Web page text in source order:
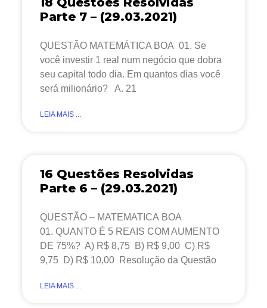
Parte 7 – (29.03.2021)
QUESTÃO MATEMÁTICA BOA 01. Se
você investir 1 real num negócio que dobra
seu capital todo dia. Em quantos dias você
será milionário? A. 21
LEIA MAIS ...
16 Questões Resolvidas
Parte 6 – (29.03.2021)
QUESTÃO – MATEMATICA BOA
01. QUANTO É 5 REAIS COM AUMENTO
DE 75%? A) R$ 8,75 B) R$ 9,00 C) R$
9,75 D) R$ 10,00 Resolução da Questão
LEIA MAIS ...